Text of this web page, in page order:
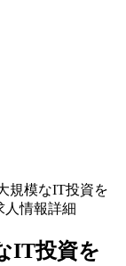
規模なIT投資を
人情報詳細
IT投資を